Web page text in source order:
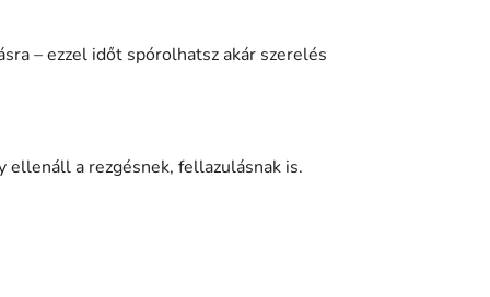
– ezzel időt spórolhatsz akár szerelés
a rezgésnek, fellazulásnak is.